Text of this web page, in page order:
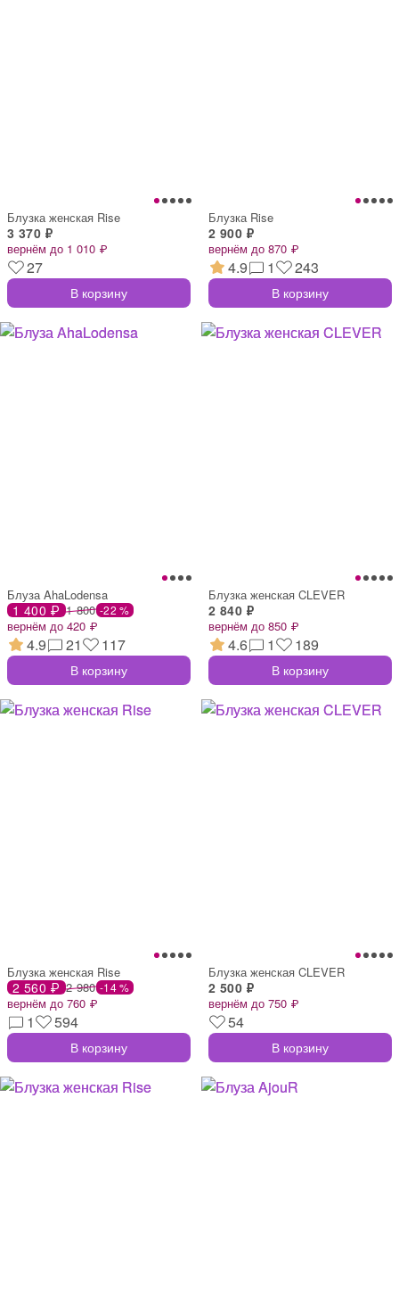
Блузка женская Rise
3 370 ₽
вернём до 1 010 ₽
27
В корзину
Блузка Rise
2 900 ₽
вернём до 870 ₽
4.9 1 243
В корзину
Блуза AhaLodensa
1 400 ₽ 1 800 -22 %
вернём до 420 ₽
4.9 21 117
В корзину
Блузка женская CLEVER
2 840 ₽
вернём до 850 ₽
4.6 1 189
В корзину
Блузка женская Rise
2 560 ₽ 2 980 -14 %
вернём до 760 ₽
1 594
В корзину
Блузка женская CLEVER
2 500 ₽
вернём до 750 ₽
54
В корзину